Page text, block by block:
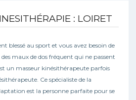
: LOIRET
blessé au sport et vous avez besoin de
maux de dos fréquent qui ne passent
un masseur kinésithérapeute parfois
Ce spécialiste de la
est la personne parfaite pour se